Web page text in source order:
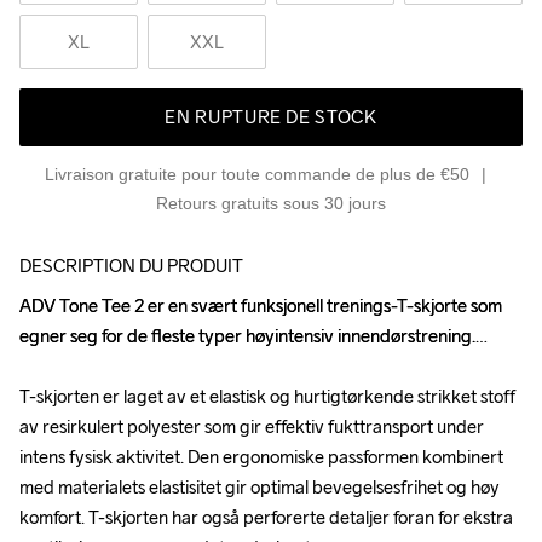
XL XXL
EN RUPTURE DE STOCK
Livraison gratuite pour toute commande de plus de €50
Retours gratuits sous 30 jours
DESCRIPTION DU PRODUIT
ADV Tone Tee 2 er en svært funksjonell trenings-T-skjorte som
egner seg for de fleste typer høyintensiv innendørstrening.
T-skjorten er laget av et elastisk og hurtigtørkende strikket stoff
av resirkulert polyester som gir effektiv fukttransport under
intens fysisk aktivitet. Den ergonomiske passformen kombinert
med materialets elastisitet gir optimal bevegelsesfrihet og høy
komfort. T-skjorten har også perforerte detaljer foran for ekstra
ADV Tone Tee 2 er en svært funksjonell trenings-T-skjorte som
egner seg for de fleste typer høyintensiv innendørstrening.
T-skjorten er laget av et elastisk og hurtigtørkende strikket stoff
av resirkulert polyester som gir effektiv fukttransport under
intens fysisk aktivitet. Den ergonomiske passformen kombinert
med materialets elastisitet gir optimal bevegelsesfrihet og høy
komfort. T-skjorten har også perforerte detaljer foran for ekstra